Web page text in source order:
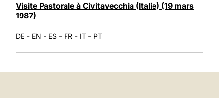
Visite Pastorale à Civitavecchia (Italie) (19 mars
1987)
DE - EN - ES - FR - IT - PT